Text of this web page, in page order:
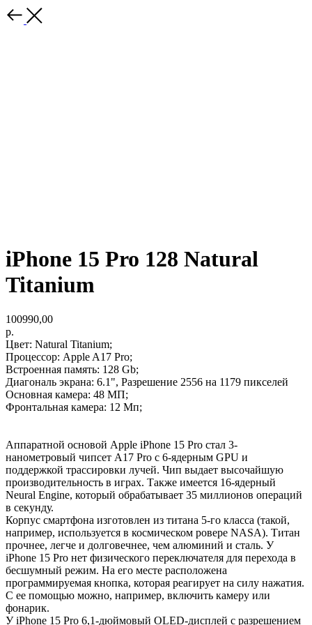
iPhone 15 Pro 128 Natural
Titanium
100990,00
р.
Цвет: Natural Titanium;
Процессор: Apple A17 Pro;
Встроенная память: 128 Gb;
Диагональ экрана: 6.1", Разрешение 2556 на 1179 пикселей
Основная камера: 48 МП;
Фронтальная камера: 12 Мп;
Аппаратной основой Apple iPhone 15 Pro стал 3-
нанометровый чипсет A17 Pro с 6-ядерным GPU и
поддержкой трассировки лучей. Чип выдает высочайшую
производительность в играх. Также имеется 16-ядерный
Neural Engine, который обрабатывает 35 миллионов операций
в секунду.
Корпус смартфона изготовлен из титана 5-го класса (такой,
например, используется в космическом ровере NASA). Титан
прочнее, легче и долговечнее, чем алюминий и сталь. У
iPhone 15 Pro нет физического переключателя для перехода в
бесшумный режим. На его месте расположена
программируемая кнопка, которая реагирует на силу нажатия.
С ее помощью можно, например, включить камеру или
фонарик.
У iPhone 15 Pro 6,1-дюймовый OLED-дисплей с разрешением